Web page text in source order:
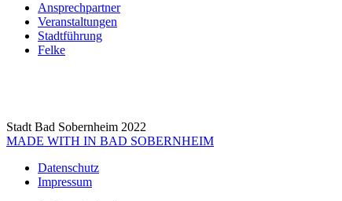
Ansprechpartner
Veranstaltungen
Stadtführung
Felke
Stadt Bad Sobernheim 2022
MADE WITH IN BAD SOBERNHEIM
Datenschutz
Impressum